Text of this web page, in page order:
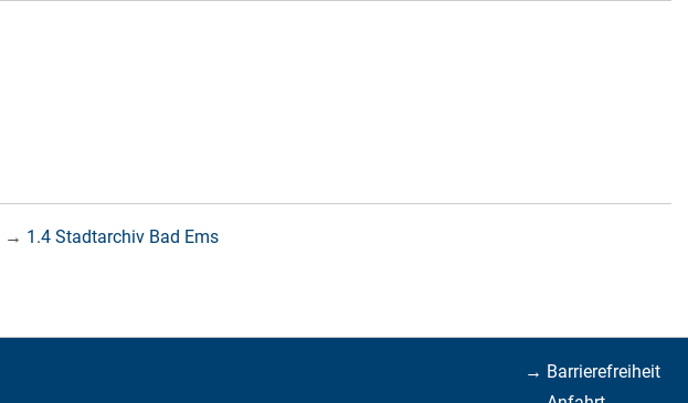
→ 1.4 Stadtarchiv Bad Ems
→ Barrierefreiheit